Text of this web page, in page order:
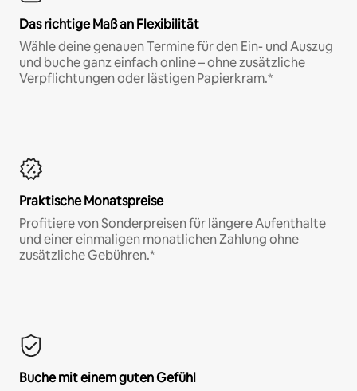
Das richtige Maß an Flexibilität
Wähle deine genauen Termine für den Ein- und Auszug
und buche ganz einfach online – ohne zusätzliche
Verpflichtungen oder lästigen Papierkram.*
Praktische Monatspreise
Profitiere von Sonderpreisen für längere Aufenthalte
und einer einmaligen monatlichen Zahlung ohne
zusätzliche Gebühren.*
Buche mit einem guten Gefühl